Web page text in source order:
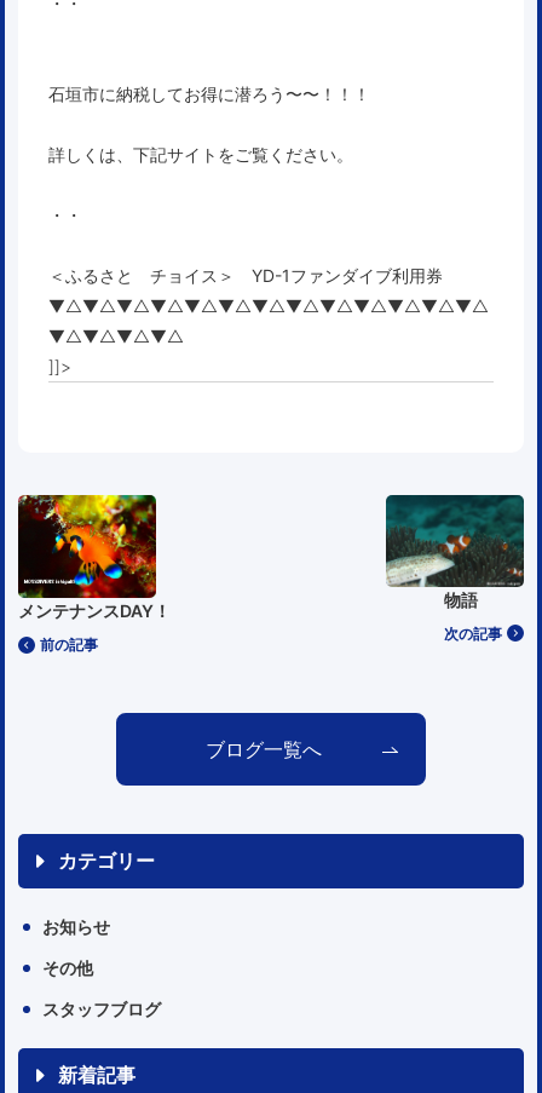
石垣市に納税してお得に潜ろう〜〜！！！
詳しくは、下記サイトをご覧ください。
・・
＜ふるさと チョイス＞ YD-1ファンダイブ利用券
▼△▼△▼△▼△▼△▼△▼△▼△▼△▼△▼△▼△▼△
▼△▼△▼△▼△
]]>
前の記事
メンテナンスDAY！
次の記事
物語
ブログ一覧へ
カテゴリー
お知らせ
その他
スタッフブログ
新着記事